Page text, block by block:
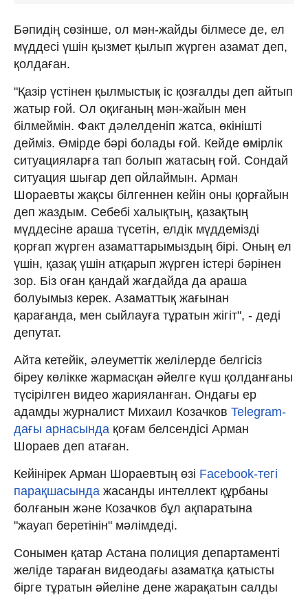
Бәпидің сөзінше, ол мән-жайды білмесе де, ел
мүддесі үшін қызмет қылып жүрген азамат деп,
қолдаған.
"Қазір үстінен қылмыстық іс қозғалды деп айтып
жатыр ғой. Ол оқиғаның мән-жайын мен
білмеймін. Факт дәлелденіп жатса, өкінішті
дейміз. Өмірде бәрі болады ғой. Кейде өмірлік
ситуацияларға тап болып жатасың ғой. Сондай
ситуация шығар деп ойлаймын. Арман
Шораевты жақсы білгеннен кейін оны қорғайын
деп жаздым. Себебі халықтың, қазақтың
мүддесіне араша түсетін, елдік мүддемізді
қорғап жүрген азаматтарымыздың бірі. Оның ел
үшін, қазақ үшін атқарып жүрген істері бәрінен
зор. Біз оған қандай жағдайда да араша
болуымыз керек. Азаматтық жағынан
қарағанда, мен сыйлауға тұратын жігіт", - деді
депутат.
Айта кетейік, әлеуметтік желілерде белгісіз
біреу көлікке жармасқан әйелге күш қолданғаны
түсірілген видео жарияланған. Ондағы ер
адамды журналист Михаил Козачков Telegram-
дағы арнасында қоғам белсендісі Арман
Шораев деп атаған.
Кейінірек Арман Шораевтың өзі Facebook-тегі
парақшасында жасанды интеллект құрбаны
болғанын және Козачков бұл ақпаратына
"жауап беретінін" мәлімдеді.
Сонымен қатар Астана полиция департаменті
желіде тараған видеодағы азаматқа қатысты
бірге тұратын әйеліне дене жарақатын салды